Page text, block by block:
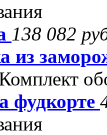
138 082
из
фудкорте